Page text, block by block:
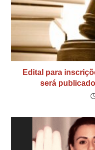
Edital para
será